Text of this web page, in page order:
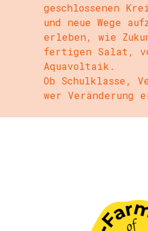
geschlossenen
und neue Wege
erleben, wie
fertigen Salat,
Aquavoltaik.
Ob Schulklasse,
wer